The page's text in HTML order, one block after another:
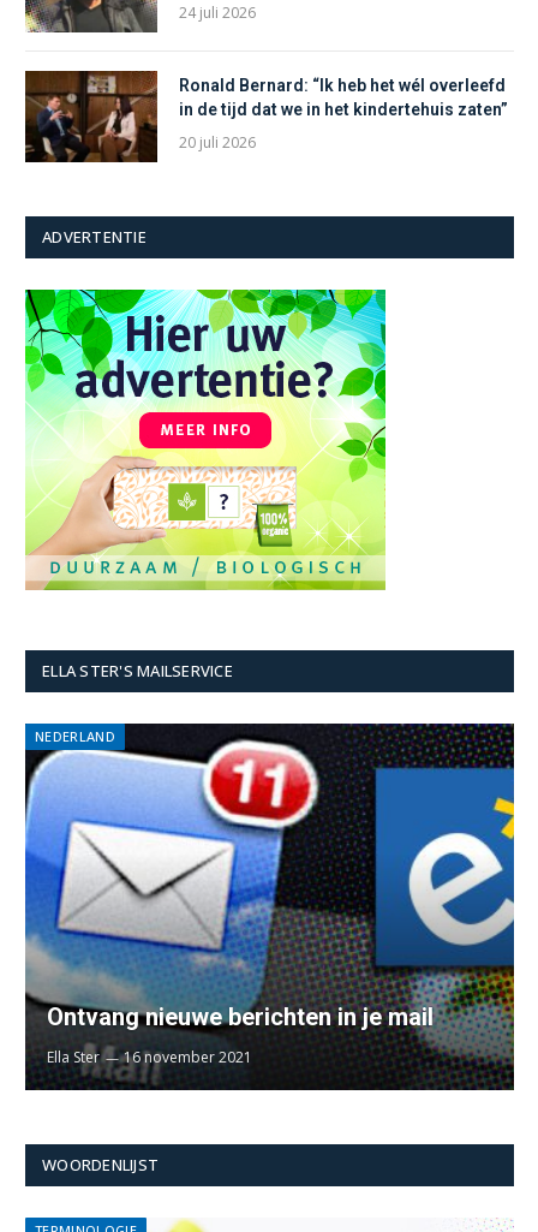
24 juli 2026
Ronald Bernard: “Ik heb het wél overleefd
in de tijd dat we in het kindertehuis zaten”
20 juli 2026
ADVERTENTIE
ELLA STER'S MAILSERVICE
NEDERLAND
Ontvang nieuwe berichten in je mail
Ella Ster 16 november 2021
WOORDENLIJST